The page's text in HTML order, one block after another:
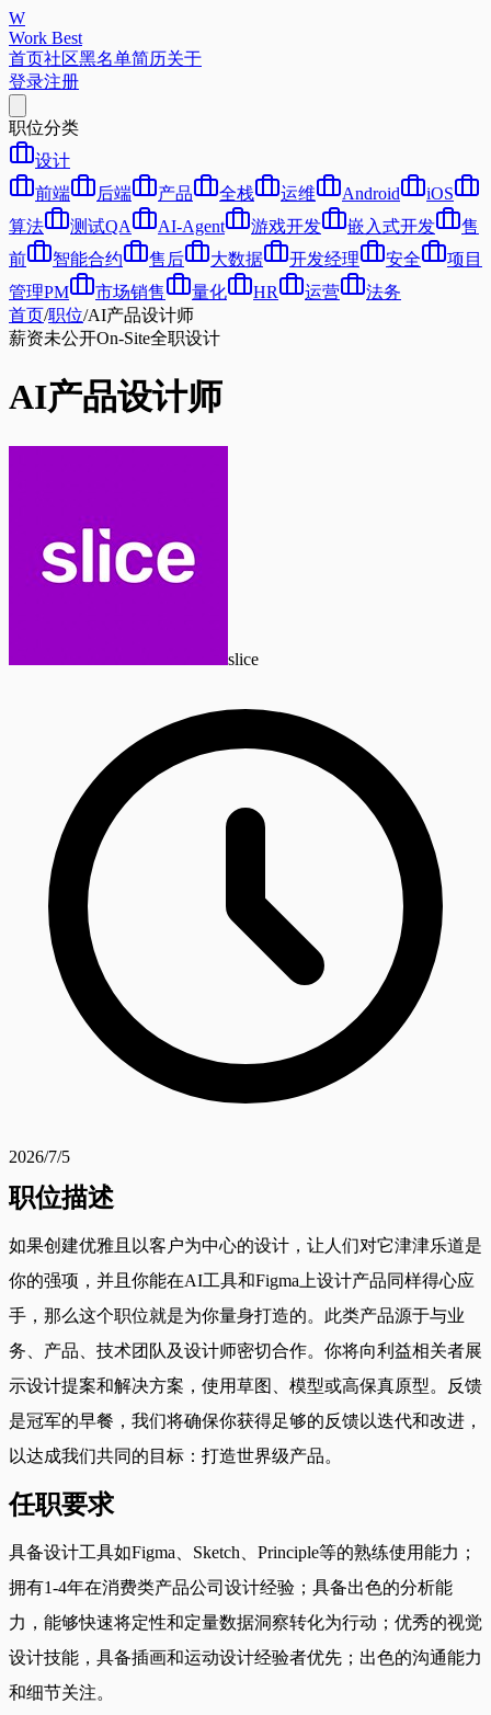
W
Work Best
首页社区黑名单简历关于
登录注册
职位分类
设计
前端
后端 产品 全栈 运维 Android
iOS
算法
测试QA AI-Agent 游戏开发 嵌入式开发
售
前
智能合约 售后 大数据 开发经理 安全
项目
管理PM
市场销售 量化 HR 运营
法务
首页/职位/AI产品设计师
薪资未公开On-Site全职设计
AI产品设计师
slice
2026/7/5
职位描述
如果创建优雅且以客户为中心的设计，让人们对它津津乐道是
你的强项，并且你能在AI工具和Figma上设计产品同样得心应
手，那么这个职位就是为你量身打造的。此类产品源于与业
务、产品、技术团队及设计师密切合作。你将向利益相关者展
示设计提案和解决方案，使用草图、模型或高保真原型。反馈
是冠军的早餐，我们将确保你获得足够的反馈以迭代和改进，
以达成我们共同的目标：打造世界级产品。
任职要求
具备设计工具如Figma、Sketch、Principle等的熟练使用能力；
拥有1-4年在消费类产品公司设计经验；具备出色的分析能
力，能够快速将定性和定量数据洞察转化为行动；优秀的视觉
设计技能，具备插画和运动设计经验者优先；出色的沟通能力
和细节关注。